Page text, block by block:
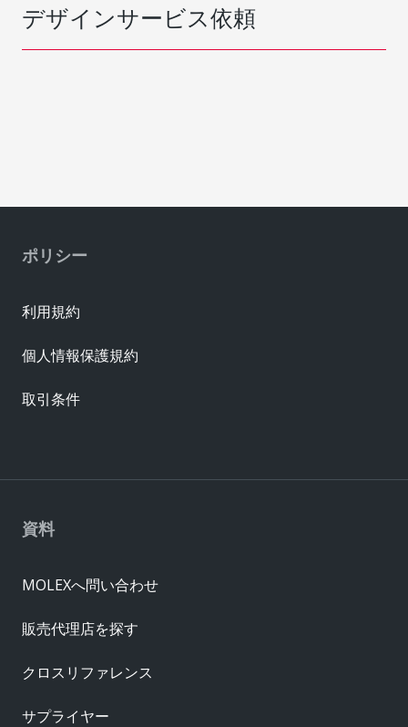
デザインサービス依頼
資料
MOLEXへ問い合わせ
販売代理店を探す
クロスリファレンス
サプライヤー
ポリシー
利用規約
個人情報保護規約
取引条件